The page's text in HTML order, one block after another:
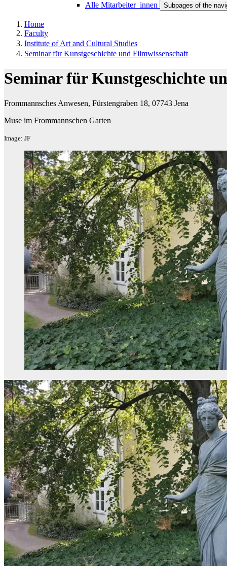
Alle Mitarbeiter_innen Subpages of the
Home
Faculty
Institute of Art and Cultural Studies
Seminar für Kunstgeschichte und Filmwissenschaft
Seminar für Kunstgeschichte
Frommannsches Anwesen, Fürstengraben 18, 07743 Jena
Muse im Frommannschen Garten
Image: JF